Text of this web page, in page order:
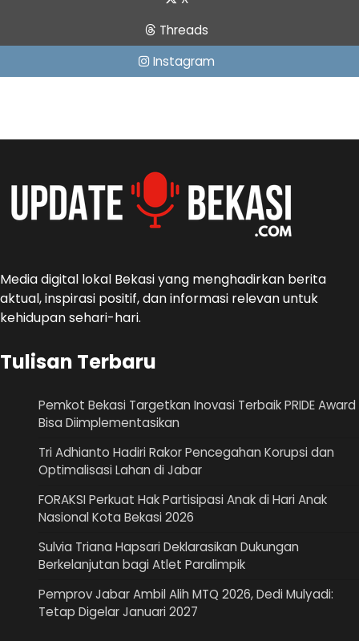
Threads
Instagram
Media digital lokal Bekasi yang menghadirkan berita
aktual, inspirasi positif, dan informasi relevan untuk
kehidupan sehari-hari.
Tulisan Terbaru
Pemkot Bekasi Targetkan Inovasi Terbaik PRIDE Award
Bisa Diimplementasikan
Tri Adhianto Hadiri Rakor Pencegahan Korupsi dan
Optimalisasi Lahan di Jabar
FORAKSI Perkuat Hak Partisipasi Anak di Hari Anak
Nasional Kota Bekasi 2026
Sulvia Triana Hapsari Deklarasikan Dukungan
Berkelanjutan bagi Atlet Paralimpik
Pemprov Jabar Ambil Alih MTQ 2026, Dedi Mulyadi:
Tetap Digelar Januari 2027